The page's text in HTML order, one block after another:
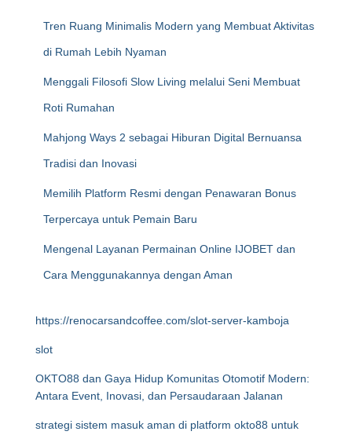
Tren Ruang Minimalis Modern yang Membuat Aktivitas
di Rumah Lebih Nyaman
Menggali Filosofi Slow Living melalui Seni Membuat
Roti Rumahan
Mahjong Ways 2 sebagai Hiburan Digital Bernuansa
Tradisi dan Inovasi
Memilih Platform Resmi dengan Penawaran Bonus
Terpercaya untuk Pemain Baru
Mengenal Layanan Permainan Online IJOBET dan
Cara Menggunakannya dengan Aman
https://renocarsandcoffee.com/slot-server-kamboja
slot
OKTO88 dan Gaya Hidup Komunitas Otomotif Modern:
Antara Event, Inovasi, dan Persaudaraan Jalanan
strategi sistem masuk aman di platform okto88 untuk